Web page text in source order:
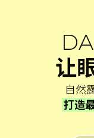
让
自然
打造